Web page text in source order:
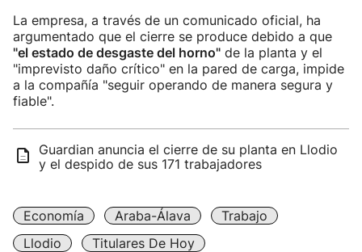
La empresa, a través de un comunicado oficial, ha
argumentado que el cierre se produce debido a que
"el estado de desgaste del horno" de la planta y el
"imprevisto daño crítico" en la pared de carga, impide
a la compañía "seguir operando de manera segura y
fiable".
Guardian anuncia el cierre de su planta en Llodio
y el despido de sus 171 trabajadores
Economía Araba-Álava
Trabajo
Llodio
Titulares De Hoy